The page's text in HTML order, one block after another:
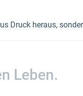
Druck heraus,
Leben.